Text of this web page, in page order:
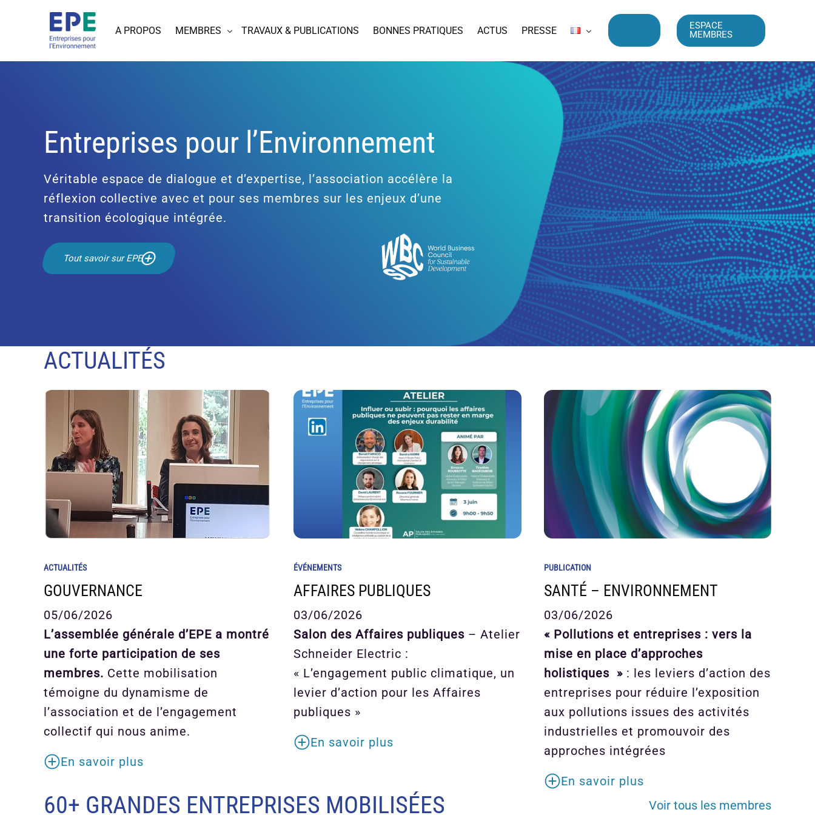
A PROPOS MEMBRES TRAVAUX & PUBLICATIONS BONNES PRATIQUES ACTUS PRESSE
ESPACE
MEMBRES
Entreprises pour l’Environnement
Véritable espace de dialogue et d’expertise, l’association accélère la
réflexion collective avec et pour ses membres sur les enjeux d’une
transition écologique intégrée.
Tout savoir sur EPE
ACTUALITÉS
ACTUALITÉS
GOUVERNANCE
05/06/2026
L’assemblée générale d’EPE a montré
une forte participation de ses
membres. Cette mobilisation
témoigne du dynamisme de
l’association et de l’engagement
collectif qui nous anime.
En savoir plus
ÉVÉNEMENTS
AFFAIRES PUBLIQUES
03/06/2026
Salon des Affaires publiques – Atelier
Schneider Electric :
« L’engagement public climatique, un
levier d’action pour les Affaires
publiques »
En savoir plus
PUBLICATION
SANTÉ – ENVIRONNEMENT
03/06/2026
« Pollutions et entreprises : vers la
mise en place d’approches
holistiques »: les leviers d’action des
entreprises pour réduire l’exposition
aux pollutions issues des activités
industrielles et promouvoir des
approches intégrées
En savoir plus
60+ GRANDES ENTREPRISES MOBILISÉES Voir tous les membres